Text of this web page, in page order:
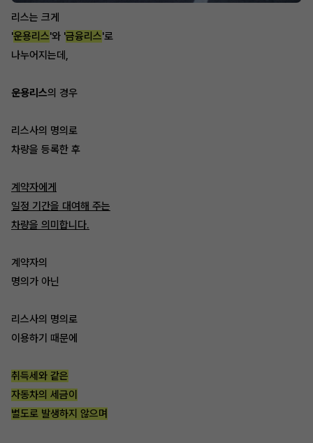
리스는 크게
'운용리스'와 '금융리스'로
나누어지는데,
운용리스의 경우
리스사의 명의로
차량을 등록한 후
계약자에게
일정 기간을 대여해 주는
차량을 의미합니다.
계약자의
명의가 아닌
리스사의 명의로
이용하기 때문에
취득세와 같은
자동차의 세금이
별도로 발생하지 않으며